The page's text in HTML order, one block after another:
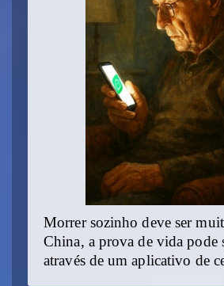
Morrer sozinho deve ser
China, a prova de vida pode
através de um aplicativo de